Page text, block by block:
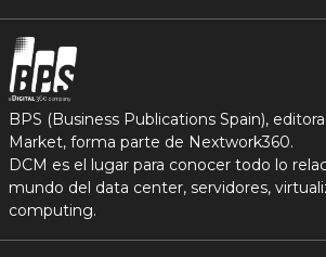
BPS (Business Publications Spain),
Market, forma parte de Nextwork360.
DCM es el lugar para conocer todo lo
mundo del data center, servidores,
computing.